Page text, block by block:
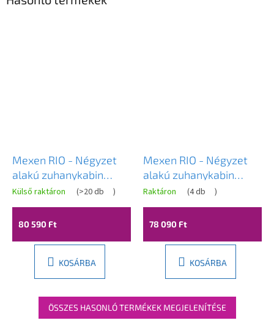
Mexen RIO - Négyzet
alakú zuhanykabin
90x90 cm, matt, 860-
090-090-01-30
Külső raktáron (>20 db )
80 590 Ft
KOSÁRBA
Mexen RIO - Négyzet
alakú zuhanykabin
90x90 cm, átlátszó /
csíkok, 860-090-090-
01-20
Raktáron (4 db )
78 090 Ft
KOSÁRBA
ÖSSZES HASONLÓ TERMÉKEK MEGJELENÍTÉSE